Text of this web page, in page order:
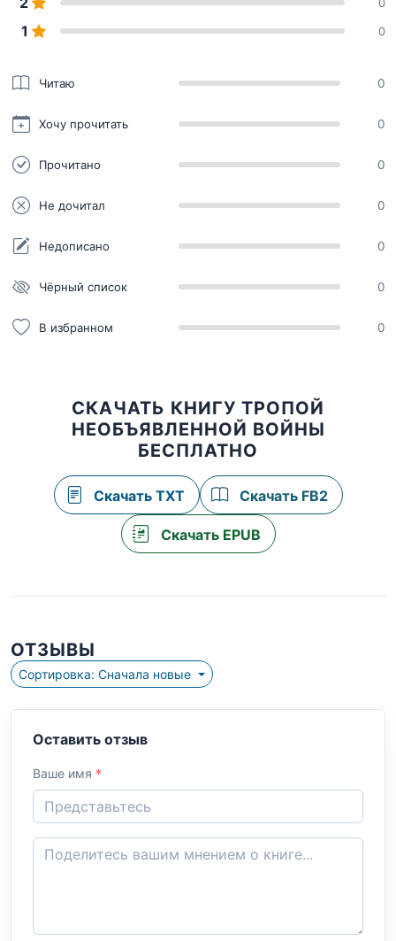
0
1 0
Читаю 0
Хочу прочитать 0
Прочитано 0
Не дочитал 0
Недописано 0
Чёрный список 0
В избранном 0
СКАЧАТЬ КНИГУ ТРОПОЙ
НЕОБЪЯВЛЕННОЙ ВОЙНЫ
БЕСПЛАТНО
Скачать TXT Скачать FB2
Скачать EPUB
ОТЗЫВЫ
Сортировка: Сначала новые
Оставить отзыв
Ваше имя *